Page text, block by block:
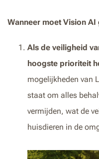
Wanneer moet Vision
Als de veiligheid
hoogste prioriteit
mogelijkheden van
staat om alles
vermijden, wat de
huisdieren in de